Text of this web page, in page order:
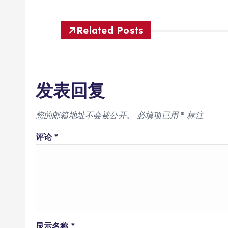
Related Posts
发表回复
您的邮箱地址不会被公开。 必填项已用* 标注
评论*
显示名称 *